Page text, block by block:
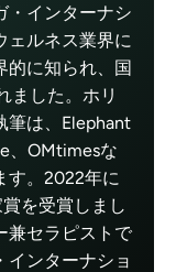
・インターナシ
ェルネス業界に
的に知られ、国
ました。ホリ
筆は、Elephant
、OMtimesな
す。2022年に
を受賞しまし
兼セラピストで
インターナショ